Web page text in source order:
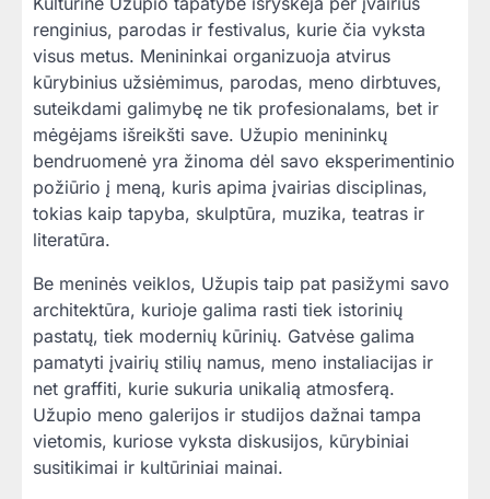
renginius, parodas ir festivalus, kurie čia vyksta
visus metus. Menininkai organizuoja atvirus
kūrybinius užsiėmimus, parodas, meno dirbtuves,
suteikdami galimybę ne tik profesionalams, bet ir
mėgėjams išreikšti save. Užupio menininkų
bendruomenė yra žinoma dėl savo eksperimentinio
požiūrio į meną, kuris apima įvairias disciplinas,
tokias kaip tapyba, skulptūra, muzika, teatras ir
literatūra.
Be meninės veiklos, Užupis taip pat pasižymi savo
architektūra, kurioje galima rasti tiek istorinių
pastatų, tiek modernių kūrinių. Gatvėse galima
pamatyti įvairių stilių namus, meno instaliacijas ir
net graffiti, kurie sukuria unikalią atmosferą.
Užupio meno galerijos ir studijos dažnai tampa
vietomis, kuriose vyksta diskusijos, kūrybiniai
susitikimai ir kultūriniai mainai.